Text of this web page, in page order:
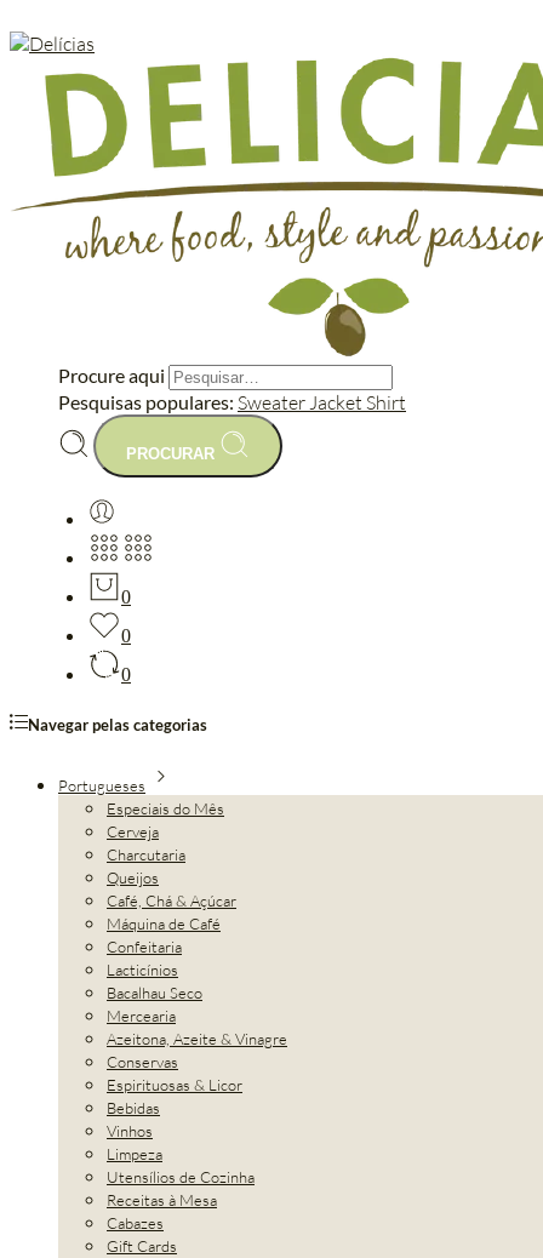
Procure aqui
Pesquisas populares: SweaterJacket Shirt
PROCURAR
0
0
0
Navegar pelas categorias
Portugueses
Especiais do Mês
Cerveja
Charcutaria
Queijos
Café, Chá & Açúcar
Máquina de Café
Confeitaria
Lacticínios
Bacalhau Seco
Mercearia
Azeitona, Azeite & Vinagre
Conservas
Espirituosas & Licor
Bebidas
Vinhos
Limpeza
Utensílios de Cozinha
Receitas à Mesa
Cabazes
Gift Cards